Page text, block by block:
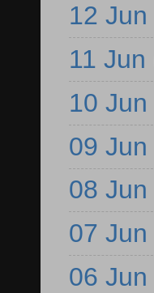
12 Jun
11 Jun
10 Jun
09 Jun
08 Jun
07 Jun
06 Jun